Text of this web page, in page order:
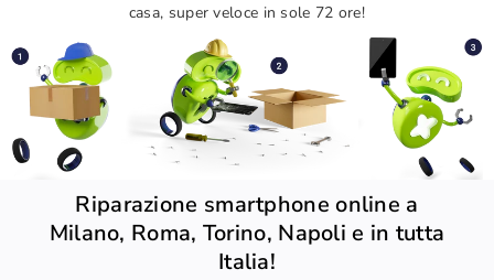
casa, super veloce in sole 72 ore!
Riparazione smartphone online a
Milano, Roma, Torino, Napoli e in tutta
Italia!